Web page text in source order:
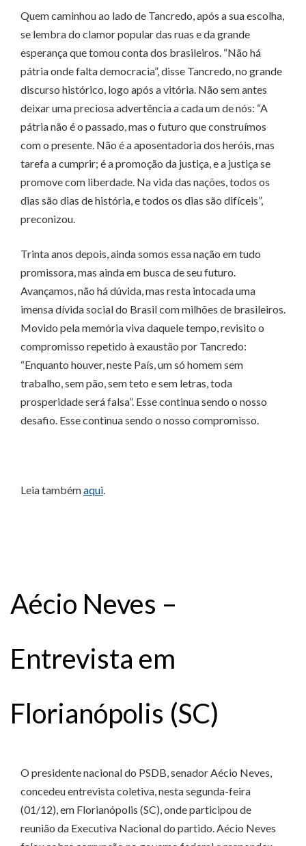
Quem caminhou ao lado de Tancredo, após a sua escolha,
se lembra do clamor popular das ruas e da grande
esperança que tomou conta dos brasileiros. “Não há
pátria onde falta democracia”, disse Tancredo, no grande
discurso histórico, logo após a vitória. Não sem antes
deixar uma preciosa advertência a cada um de nós: “A
pátria não é o passado, mas o futuro que construímos
com o presente. Não é a aposentadoria dos heróis, mas
tarefa a cumprir; é a promoção da justiça, e a justiça se
promove com liberdade. Na vida das nações, todos os
dias são dias de história, e todos os dias são difíceis”,
preconizou.
Trinta anos depois, ainda somos essa nação em tudo
promissora, mas ainda em busca de seu futuro.
Avançamos, não há dúvida, mas resta intocada uma
imensa dívida social do Brasil com milhões de brasileiros.
Movido pela memória viva daquele tempo, revisito o
compromisso repetido à exaustão por Tancredo:
“Enquanto houver, neste País, um só homem sem
trabalho, sem pão, sem teto e sem letras, toda
prosperidade será falsa”. Esse continua sendo o nosso
desafio. Esse continua sendo o nosso compromisso.
Leia tambémaqui.
Aécio Neves –
Entrevista em
Florianópolis (SC)
O presidente nacional do PSDB, senador Aécio Neves,
concedeu entrevista coletiva, nesta segunda-feira
(01/12), em Florianópolis (SC), onde participou de
reunião da Executiva Nacional do partido. Aécio Neves